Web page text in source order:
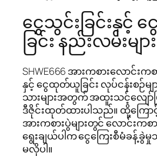
ငွေသွင်းခြင်းနှင့်
ခြင်း နည်းလမ်းများ
SHWE666 အားကစားလောင်းက
နှင့် ငွေထုတ်ယူခြင်း လုပ်ငန်းစဉ်မျ
သားများအတွက် အထူးသင့်လျော်
ဒီဇိုင်းထုတ်ထားပါသည်။ ထို့ကြေ
အားကစားပွဲများတွင် လောင်းကစာ
ရွေးချယ်ပါက ငွေကြေးစီမံခန့်
မလိုပါ။